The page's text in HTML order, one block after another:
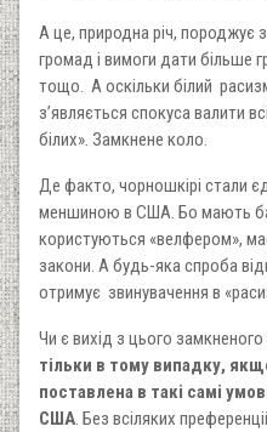
А це, природна річ, породжує
громад і вимоги дати більше
тощо. А оскільки білий
з’являється спокуса валити
білих». Замкнене коло.
Де факто, чорношкірі стали
меншиною в США. Бо мають
користуються «велфером»,
закони. А будь-яка спроба
отримує звинувачення в
Чи є вихід з цього замкненого
тільки в тому випадку,
поставлена в такі самі
США. Без всіляких